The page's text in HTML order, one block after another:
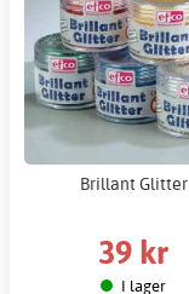
Brillant Glitter
39 kr
I lager